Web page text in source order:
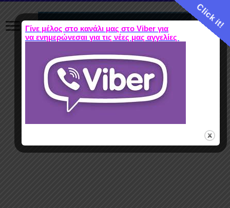
Click it!
Γίνε μέλος στο κανάλι μας στο Viber για
να ενημερώνεσαι για τις νέες μας αγγελίες